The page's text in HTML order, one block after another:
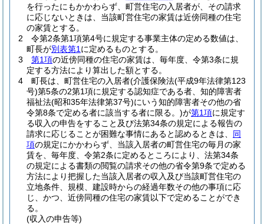
を行ったにもかかわらず、町営住宅の入居者が、その請求
に応じないときは、当該町営住宅の家賃は近傍同種の住宅
の家賃とする。
2
令第2条第1項第4号に規定する事業主体の定める数値は、
町長が別表第1 に定めるものとする。
3
第1項の近傍同種の住宅の家賃は、毎年度、令第3条に規
定する方法により算出した額とする。
4
町長は、町営住宅の入居者(介護保険法(平成9年法律第123
号)第5条の2第1項に規定する認知症である者、知的障害者
福祉法(昭和35年法律第37号)にいう知的障害者その他の省
令第8条で定める者に該当する者に限る。)が第1項に規定す
る収入の申告をすること及び法第34条の規定による報告の
請求に応じることが困難な事情にあると認めるときは、 同
項の規定にかかわらず、当該入居者の町営住宅の毎月の家
賃を、毎年度、令第2条に定めるところにより、法第34条
の規定による書類の閲覧の請求その他の省令第9条で定める
方法により把握した当該入居者の収入及び当該町営住宅の
立地条件、規模、建設時からの経過年数その他の事項に応
じ、かつ、近傍同種の住宅の家賃以下で定めることができ
る。
(収入の申告等)